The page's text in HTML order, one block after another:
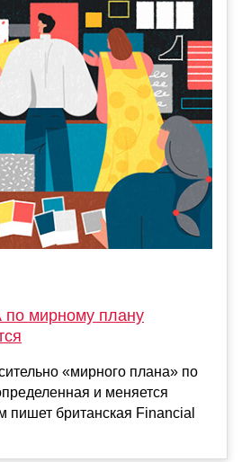
мирному плану
«мирного плана» по
и меняется
пишет британская Financial